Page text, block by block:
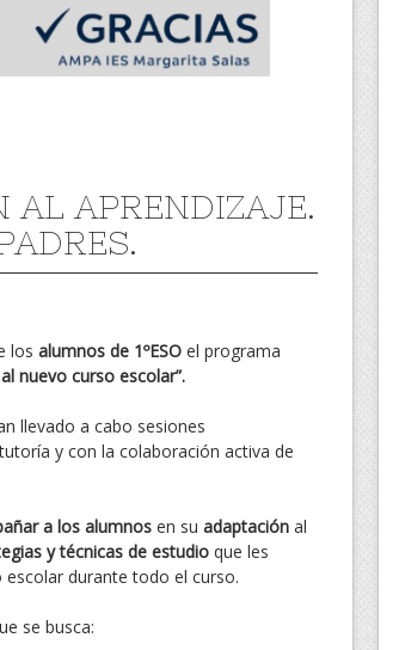
AL APRENDIZAJE.
los alumnos de 1ºESO el programa
nuevo curso escolar”.
llevado a cabo sesiones
y con la colaboración activa de
a los alumnos en su adaptación al
y técnicas de estudio que les
durante todo el curso.
se busca: